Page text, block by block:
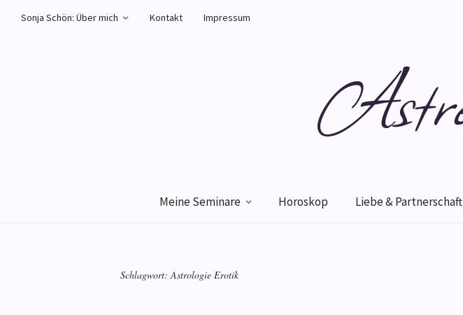
Sonja Schön: Über mich Kontakt Impressum
Meine Seminare Horoskop Liebe & Partnerschaft
Schlagwort:Astrologie Erotik